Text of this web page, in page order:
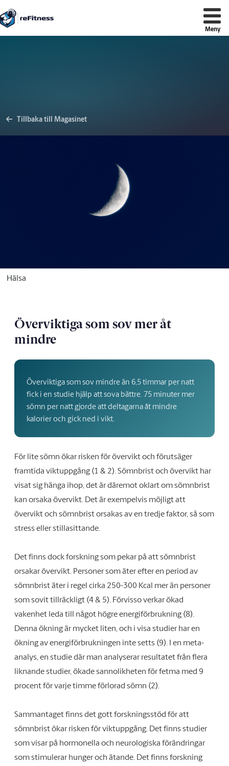
reFitness
Tillbaka till Magasinet
Hälsa
Överviktiga som sov mer åt
mindre
Överviktiga som sov mindre än 6,5 timmar per natt
fick i en studie hjälp att sova bättre. 75 minuter mer
sömn per natt gjorde att deltagarna åt mindre
kalorier och gick ned i vikt.
För lite sömn ökar risken för övervikt och förutsäger
framtida viktuppgång (1 & 2). Sömnbrist och övervikt har
visat sig hänga ihop, det är däremot oklart om sömnbrist
kan orsaka övervikt. Det är exempelvis möjligt att
övervikt och sömnbrist orsakas av en tredje faktor, så som
stress eller stillasittande.
Det finns dock forskning som pekar på att sömnbrist
orsakar övervikt. Personer som äter efter en period av
sömnbrist äter i regel cirka 250-300 Kcal mer än personer
som sovit tillräckligt (4 & 5). Förvisso verkar ökad
vakenhet leda till något högre energiförbrukning (8).
Denna ökning är mycket liten, och i visa studier har en
ökning av energiförbrukningen inte setts (9). I en meta-
analys, en studie där man analyserar resultatet från flera
liknande studier, ökade sannolikheten för fetma med 9
procent för varje timme förlorad sömn (2).
Sammantaget finns det gott forskningsstöd för att
sömnbrist ökar risken för viktuppgång. Det finns studier
som visar på hormonella och neurologiska förändringar
som stimulerar hunger och ätande. Det finns forskning